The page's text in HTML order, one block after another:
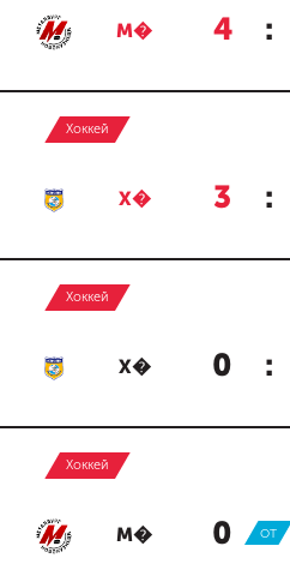
М� 4 :
Хоккей
Х� 3 :
Хоккей
Х� 0 :
Хоккей
М� 0 :
ОТ